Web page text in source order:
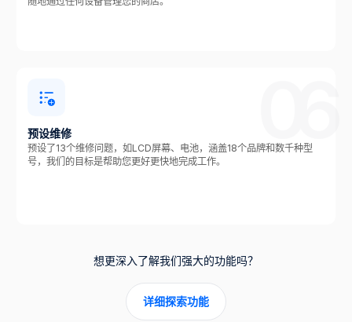
预设维修
预设了13个维修问题，如LCD屏幕、电池，涵盖18个品牌和数千种型
号，我们的目标是帮助您更好更快地完成工作。
想更深入了解我们强大的功能吗？
详细探索功能